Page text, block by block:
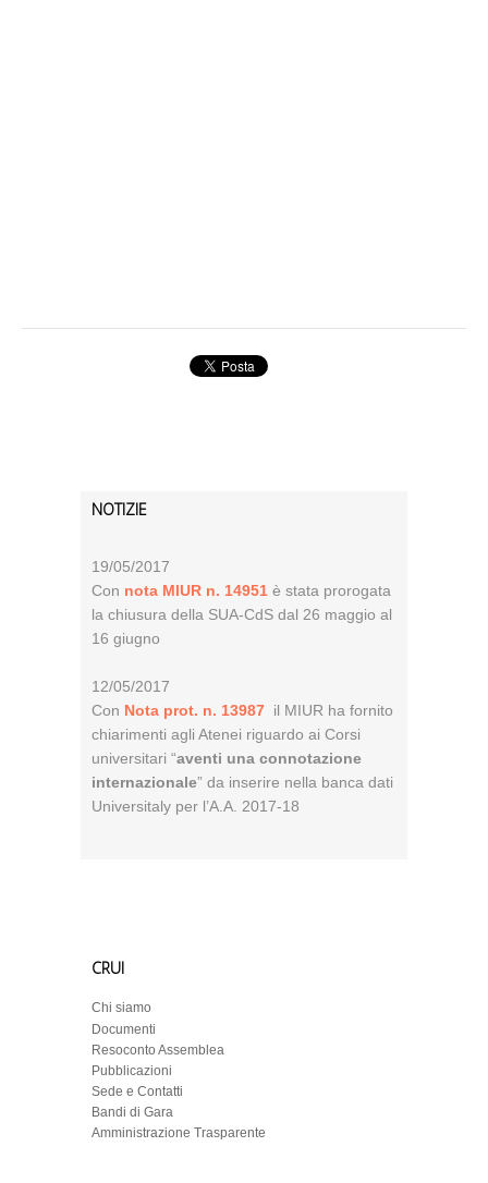
NOTIZIE
19/05/2017
Con nota MIUR n. 14951 è stata prorogata
la chiusura della SUA-CdS dal 26 maggio al
16 giugno
12/05/2017
Con Nota prot. n. 13987 il MIUR ha fornito
chiarimenti agli Atenei riguardo ai Corsi
universitari “aventi una connotazione
internazionale” da inserire nella banca dati
Universitaly per l’A.A. 2017-18
CRUI
Chi siamo
Documenti
Resoconto Assemblea
Pubblicazioni
Sede e Contatti
Bandi di Gara
Amministrazione Trasparente